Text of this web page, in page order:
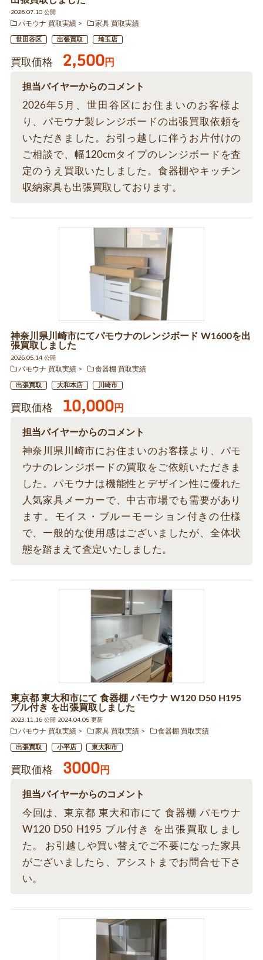
2026.07.10 公開
パモウナ 買取実績
家具 買取実績
世田谷区 出張買取 埼玉店
買取価格 2,500円
担当バイヤーからのコメント
2026年5月、世田谷区にお住まいのお客様よ
り、パモウナ製レンジボードの出張買取依頼を
いただきました。お引っ越しに伴うお片付けの
ご相談で、幅120cmタイプのレンジボードを査
定のうえ買取いたしました。食器棚やキッチン
収納家具も出張買取しております。
神奈川県川崎市にてパモウナのレンジボード W1600を出
張買取しました
2026.05.14 公開
パモウナ 買取実績
食器棚 買取実績
出張買取 大和本店 川崎市
買取価格 10,000円
担当バイヤーからのコメント
神奈川県川崎市にお住まいのお客様より、パモ
ウナのレンジボードの買取をご依頼いただきま
した。パモウナは機能性とデザイン性に優れた
人気家具メーカーで、中古市場でも需要があり
ます。モイス・ブルーモーション付きの仕様
で、一般的な使用感はございましたが、全体状
態を踏まえて査定いたしました。
東京都 東大和市にて 食器棚 パモウナ W120 D50 H195
ブル付き を出張買取しました
2023.11.16 公開 2024.04.05 更新
パモウナ 買取実績
家具 買取実績 食器棚 買取実績
出張買取 小平店 東大和市
買取価格 3000円
担当バイヤーからのコメント
今回は、東京都 東大和市にて 食器棚 パモウナ
W120 D50 H195 ブル付き を出張買取しまし
た。 お引越しや買い替えでご不要になった家具
がございましたら、アシストまでお問合せ下さ
い。